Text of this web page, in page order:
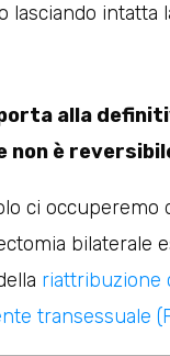
lasciando intatta
alla
non è
ci occuperemo
bilaterale
riattribuzione
transessuale